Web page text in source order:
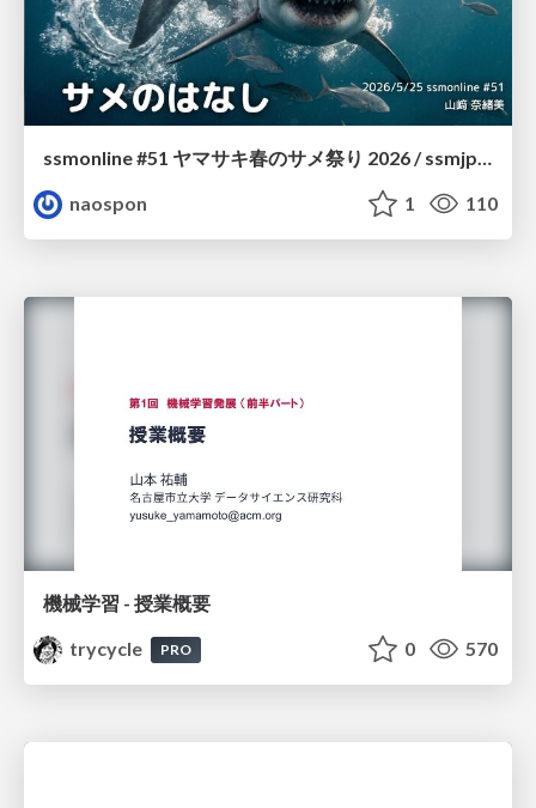
ssmonline #51 ヤマサキ春のサメ祭り 2026 / ssmjp Yamasaki Spring JAWS Festival 2026
naospon
1 110
機械学習 - 授業概要
trycycle
PRO 0 570